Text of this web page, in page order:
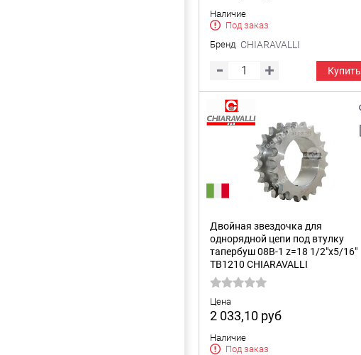
Наличие
Под заказ
Бренд CHIARAVALLI
Купить
Двойная звездочка для
однорядной цепи под втулку
тапербуш 08B-1 z=18 1/2"x5/16"
TB1210 CHIARAVALLI
Цена
2 033,10 руб
Наличие
Под заказ